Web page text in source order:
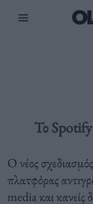
Το
Ο νέος
πλατφόρας
media και κανείς